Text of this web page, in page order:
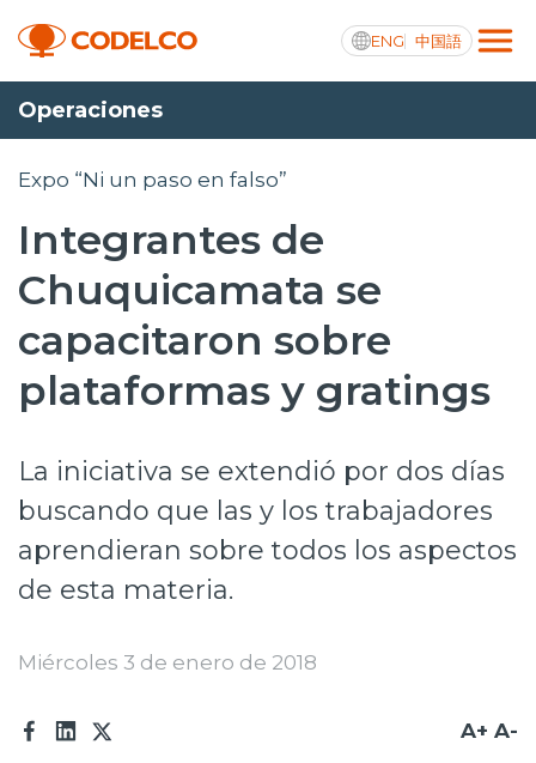
ENG 中国語
Transparencia activa
Nosotros
Operaciones
Proyectos
Innovación
Inversionistas
Prensa
Transparencia activa
Canales de denuncia
Operaciones
Expo “Ni un paso en falso”
Integrantes de
Chuquicamata se
capacitaron sobre
plataformas y gratings
La iniciativa se extendió por dos días
buscando que las y los trabajadores
aprendieran sobre todos los aspectos
de esta materia.
Miércoles 3 de enero de 2018
A+ A-